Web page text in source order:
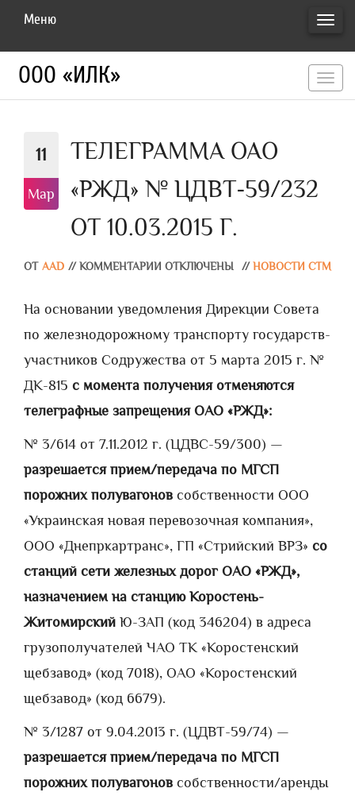
Меню
ООО «ИЛК»
11
Мар
ТЕЛЕГРАММА ОАО
«РЖД» № ЦДВТ-59/232
ОТ 10.03.2015 Г.
ОТ AAD // КОММЕНТАРИИ ОТКЛЮЧЕНЫ // НОВОСТИ СТМ
На основании уведомления Дирекции Совета
по железнодорожному транспорту государств-
участников Содружества от 5 марта 2015 г. №
ДК-815 с момента получения отменяются
телеграфные запрещения ОАО «РЖД»:
№ 3/614 от 7.11.2012 г. (ЦДВС-59/300) —
разрешается прием/передача по МГСП
порожних полувагонов собственности ООО
«Украинская новая перевозочная компания»,
ООО «Днепркартранс», ГП «Стрийский ВРЗ» со
станций сети железных дорог ОАО «РЖД»,
назначением на станцию Коростень-
Житомирский Ю-ЗАП (код 346204) в адреса
грузополучателей ЧАО ТК «Коростенский
щебзавод» (код 7018), ОАО «Коростенский
щебзавод» (код 6679).
№ 3/1287 от 9.04.2013 г. (ЦДВТ-59/74) —
разрешается прием/передача по МГСП
порожних полувагонов собственности/аренды